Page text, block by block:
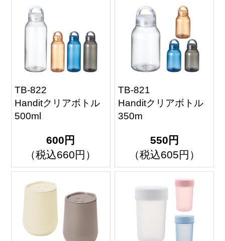
TB-822
Handitクリアボトル
500ml
600円
（税込660円）
TB-821
Handitクリアボトル
350m
550円
（税込605円）